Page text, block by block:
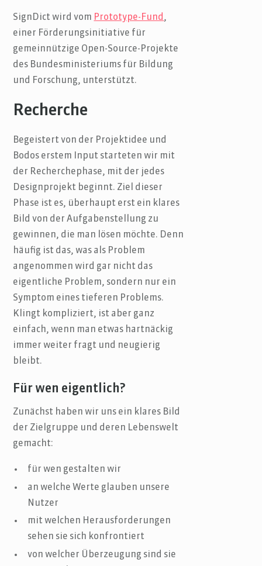
SignDict wird vom Prototype-Fund ,
einer Förderungsinitiative für
gemeinnützige Open-Source-Projekte
des Bundesministeriums für Bildung
und Forschung, unterstützt.
Recherche
Begeistert von der Projektidee und
Bodos erstem Input starteten wir mit
der Recherchephase, mit der jedes
Designprojekt beginnt. Ziel dieser
Phase ist es, überhaupt erst ein klares
Bild von der Aufgabenstellung zu
gewinnen, die man lösen möchte. Denn
häufig ist das, was als Problem
angenommen wird gar nicht das
eigentliche Problem, sondern nur ein
Symptom eines tieferen Problems.
Klingt kompliziert, ist aber ganz
einfach, wenn man etwas hartnäckig
immer weiter fragt und neugierig
bleibt.
Für wen eigentlich?
Zunächst haben wir uns ein klares Bild
der Zielgruppe und deren Lebenswelt
gemacht:
für wen gestalten wir
an welche Werte glauben unsere
Nutzer
mit welchen Herausforderungen
sehen sie sich konfrontiert
von welcher Überzeugung sind sie